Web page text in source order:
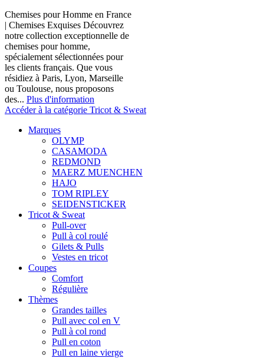
Chemises pour Homme en France
| Chemises Exquises Découvrez
notre collection exceptionnelle de
chemises pour homme,
spécialement sélectionnées pour
les clients français. Que vous
résidiez à Paris, Lyon, Marseille
ou Toulouse, nous proposons
des... Plus d'information
Accéder à la catégorie Tricot & Sweat
Marques
OLYMP
CASAMODA
REDMOND
MAERZ MUENCHEN
HAJO
TOM RIPLEY
SEIDENSTICKER
Tricot & Sweat
Pull-over
Pull à col roulé
Gilets & Pulls
Vestes en tricot
Coupes
Comfort
Régulière
Thèmes
Grandes tailles
Pull avec col en V
Pull à col rond
Pull en coton
Pull en laine vierge